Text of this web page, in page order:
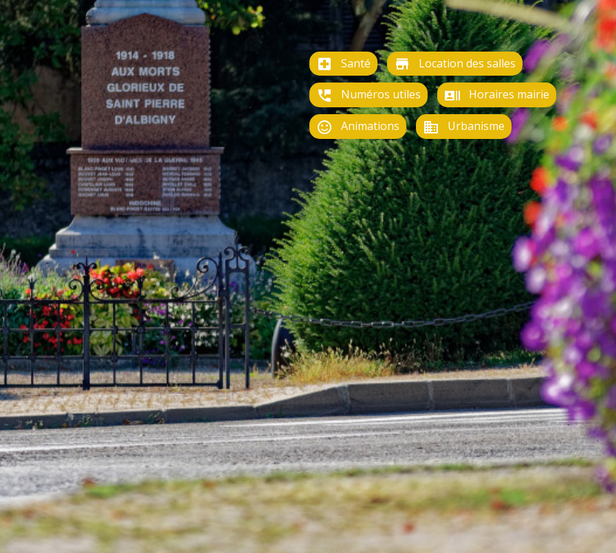
local_hospital Santé store Location des salles
perm_phone_msg Numéros utiles recent_actors Horaires mairie
sentiment_satisfied_alt Animations business Urbanisme